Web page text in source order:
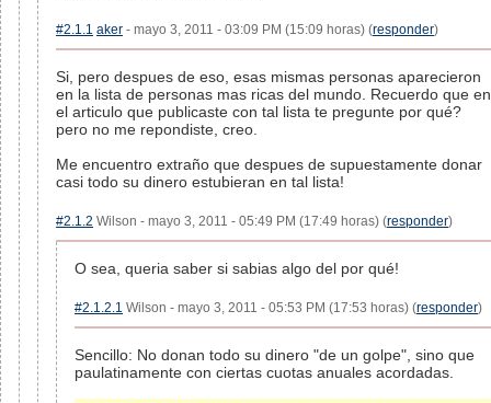
#2.1.1 aker - mayo 3, 2011 - 03:09 PM (15:09 horas) (responder)
Si, pero despues de eso, esas mismas personas aparecieron
en la lista de personas mas ricas del mundo. Recuerdo que en
el articulo que publicaste con tal lista te pregunte por qué?
pero no me repondiste, creo.
Me encuentro extraño que despues de supuestamente donar
casi todo su dinero estubieran en tal lista!
#2.1.2 Wilson - mayo 3, 2011 - 05:49 PM (17:49 horas) (responder)
O sea, queria saber si sabias algo del por qué!
#2.1.2.1 Wilson - mayo 3, 2011 - 05:53 PM (17:53 horas) (responder)
Sencillo: No donan todo su dinero "de un golpe", sino que
paulatinamente con ciertas cuotas anuales acordadas.